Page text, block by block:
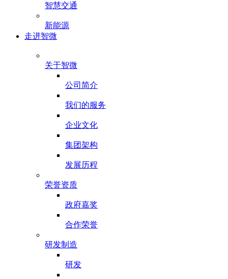
智慧交通
新能源
走进智微
关于智微
公司简介
我们的服务
企业文化
集团架构
发展历程
荣誉资质
政府嘉奖
合作荣誉
研发制造
研发